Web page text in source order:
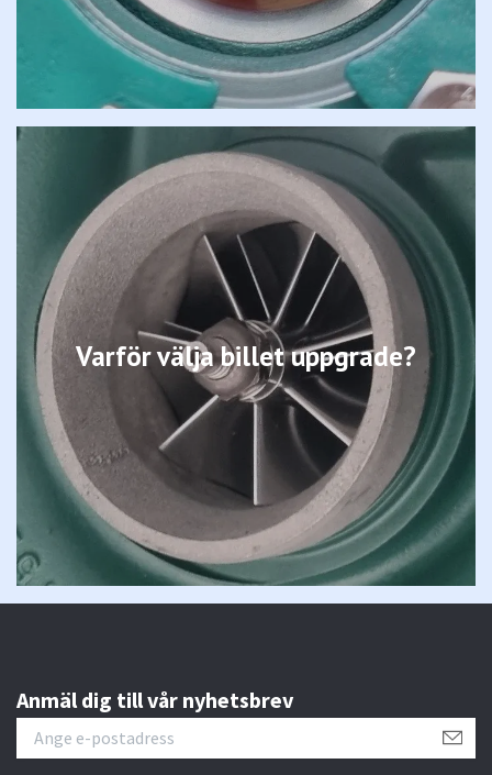
Varför välja billet uppgrade?
Anmäl dig till vår nyhetsbrev